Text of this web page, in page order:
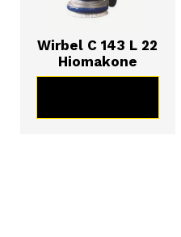
Wirbel C 143 L 22
Hiomakone